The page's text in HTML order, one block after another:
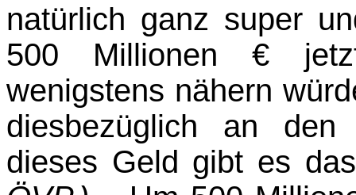
natürlich ganz super
500 Millionen €
wenigstens nähern
diesbezüglich an den
dieses Geld gibt es